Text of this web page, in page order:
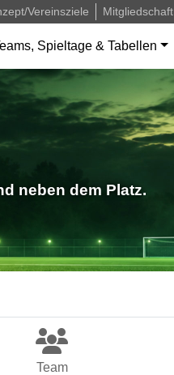
Vereinsziele Mitgliedschaft
Spieltage & Tabellen
neben dem Platz.
Team